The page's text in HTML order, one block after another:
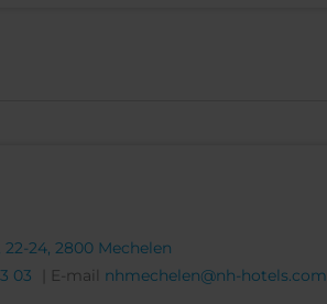
24, 2800 Mechelen
03 | E-mail nhmechelen@nh-hotels.com